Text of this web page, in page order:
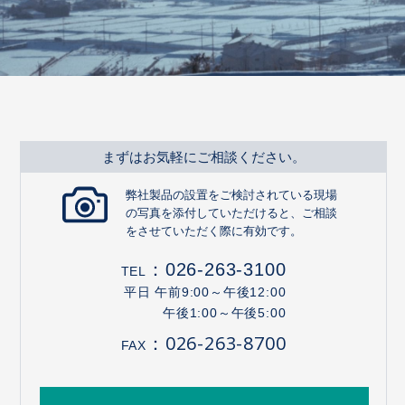
まずはお気軽にご相談ください。
弊社製品の設置をご検討されている現場
の写真を添付していただけると、ご相談
をさせていただく際に有効です。
TEL ： 026-263-3100
平日 午前9:00～午後12:00
午後1:00～午後5:00
FAX ：026-263-8700